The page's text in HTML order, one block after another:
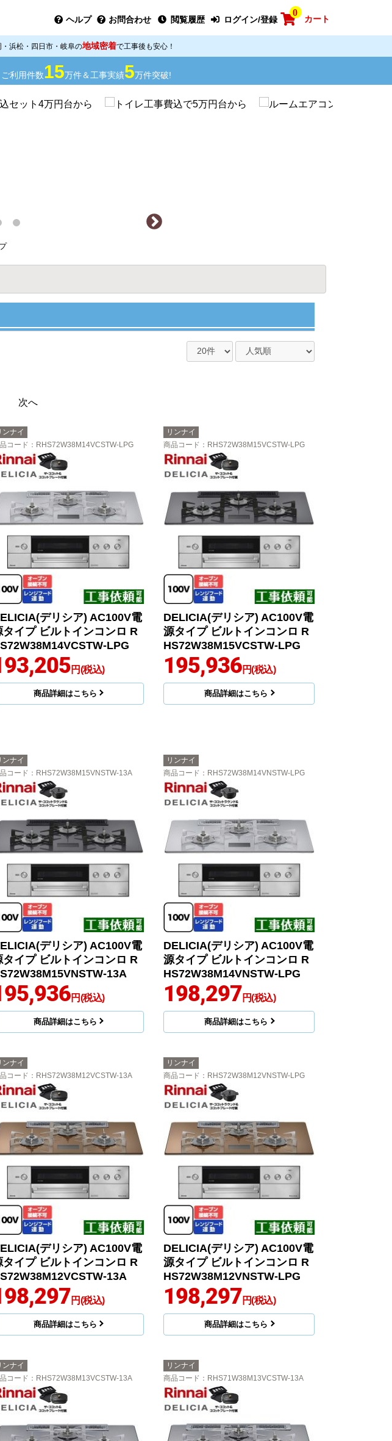
ヘルプ お問合わせ 閲覧履歴 ログイン/登録
0
カート
浜松・四日市・岐阜の地域密着で工事後も安心！
ご利用件数15万件＆工事実績5万件突破!
次へ
ンナイ
コード ：RHS72W38M14VCSTW-LPG
デリシア) AC100V電
タイプ ビルトインコンロ R
LPG
円(税込)
商品詳細はこちら
リンナイ
商品コード ：RHS72W38M15VCSTW-LPG
DELICIA(デリシア) AC100V電
源タイプ ビルトインコンロ R
HS72W38M15VCSTW-LPG
195,936円(税込)
商品詳細はこちら
ンナイ
コード ：RHS72W38M15VNSTW-13A
デリシア) AC100V電
タイプ ビルトインコンロ R
13A
円(税込)
商品詳細はこちら
リンナイ
商品コード ：RHS72W38M14VNSTW-LPG
DELICIA(デリシア) AC100V電
源タイプ ビルトインコンロ R
HS72W38M14VNSTW-LPG
198,297 円(税込)
商品詳細はこちら
ンナイ
コード ：RHS72W38M12VCSTW-13A
デリシア) AC100V電
タイプ ビルトインコンロ R
13A
円(税込)
商品詳細はこちら
リンナイ
商品コード ：RHS72W38M12VNSTW-LPG
DELICIA(デリシア) AC100V電
源タイプ ビルトインコンロ R
HS72W38M12VNSTW-LPG
198,297 円(税込)
商品詳細はこちら
ンナイ
コード ：RHS72W38M13VCSTW-13A
リンナイ
商品コード ：RHS71W38M13VCSTW-13A